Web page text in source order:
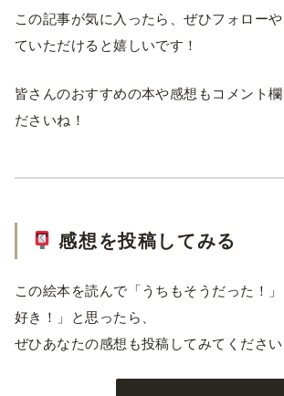
この記事が気に入ったら、ぜひフォロー
ていただけると嬉しいです！
皆さんのおすすめの本や感想もコメント欄
ださいね！
感想を投稿してみる
この絵本を読んで「うちもそうだった！
好き！」と思ったら、
ぜひあなたの感想も投稿してみてくださ